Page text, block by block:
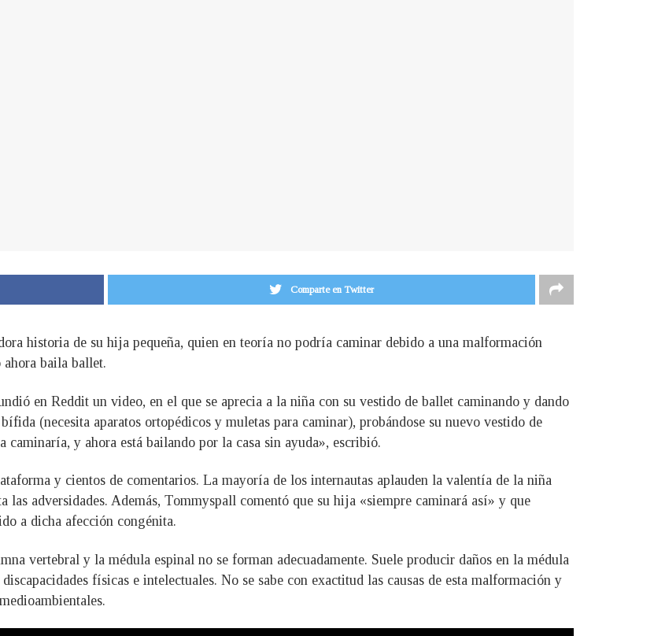
Comparte en Twitter
historia de su hija pequeña, quien en teoría no podría caminar debido a una malformación
baila ballet.
en Reddit un video, en el que se aprecia a la niña con su vestido de ballet caminando y dando
(necesita aparatos ortopédicos y muletas para caminar), probándose su nuevo vestido de
y ahora está bailando por la casa sin ayuda», escribió.
y cientos de comentarios. La mayoría de los internautas aplauden la valentía de la niña
adversidades. Además, Tommyspall comentó que su hija «siempre caminará así» y que
a dicha afección congénita.
vertebral y la médula espinal no se forman adecuadamente. Suele producir daños en la médula
físicas e intelectuales. No se sabe con exactitud las causas de esta malformación y